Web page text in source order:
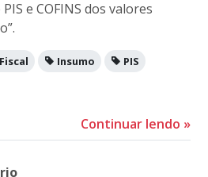
e COFINS dos valores
Insumo PIS
Continuar lendo »